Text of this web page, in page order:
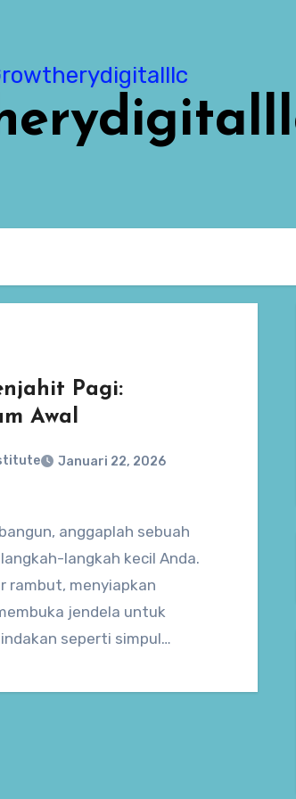
Pagi:
Awal
Januari 22, 2026
anggaplah sebuah
langkah kecil Anda.
rambut, menyiapkan
jendela untuk
seperti simpul…